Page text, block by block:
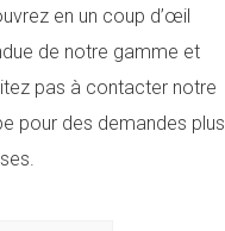
en un coup d’œil
de notre gamme et
pas à contacter notre
pour des demandes plus